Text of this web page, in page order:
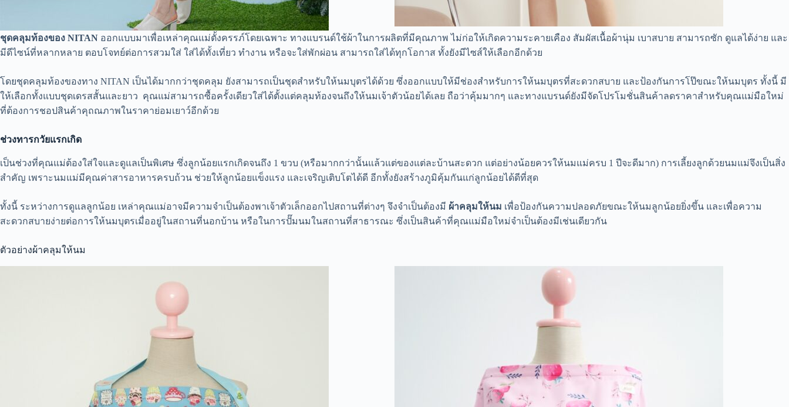
ชุดคลุมท้องของ NITAN ออกแบบมาเพื่อเหล่าคุณแม่ตั้งครรภ์โดยเฉพาะ ทางแบรนด์ใช้ผ้าในการผลิตที่มีคุณภาพ ไม่ก่อให้เกิดความระคายเคือง สัมผัสเนื้อผ้านุ่ม เบาสบาย สามารถซัก ดูแลได้ง่าย และ
มีดีไซน์ที่หลากหลาย ตอบโจทย์ต่อการสวมใส่ ใส่ได้ทั้งเที่ยว ทำงาน หรือจะใส่พักผ่อน สามารถใส่ได้ทุกโอกาส ทั้งยังมีไซส์ให้เลือกอีกด้วย
โดยชุดคลุมท้องของทาง NITAN เป็นได้มากกว่าชุดคลุม ยังสามารถเป็นชุดสำหรับให้นมบุตรได้ด้วย ซึ่งออกแบบให้มีช่องสำหรับการให้นมบุตรที่สะดวกสบาย และป้องกันการโป๊ขณะให้นมบุตร ทั้งนี้ มี
ให้เลือกทั้งแบบชุดเดรสสั้นและยาว คุณแม่สามารถซื้อครั้งเดียวใส่ได้ตั้งแต่คลุมท้องจนถึงให้นมเจ้าตัวน้อยได้เลย ถือว่าคุ้มมากๆ และทางแบรนด์ยังมีจัดโปรโมชั่นสินค้าลดราคาสำหรับคุณแม่มือใหม่
ที่ต้องการชอปสินค้าคุถณภาพในราคาย่อมเยาว์อีกด้วย
ช่วงทารกวัยแรกเกิด
เป็นช่วงที่คุณแม่ต้องใส่ใจและดูแลเป็นพิเศษ ซึ่งลูกน้อยแรกเกิดจนถึง 1 ขวบ (หรือมากกว่านั้นแล้วแต่ของแต่ละบ้านสะดวก แต่อย่างน้อยควรให้นมแม่ครบ 1 ปีจะดีมาก) การเลี้ยงลูกด้วยนมแม่จึงเป็นสิ่ง
สำคัญ เพราะนมแม่มีคุณค่าสารอาหารครบถ้วน ช่วยให้ลูกน้อยแข็งแรง และเจริญเติบโตได้ดี อีกทั้งยังสร้างภูมิคุ้มกันแก่ลูกน้อยได้ดีที่สุด
ทั้งนี้ ระหว่างการดูแลลูกน้อย เหล่าคุณแม่อาจมีความจำเป็นต้องพาเจ้าตัวเล็กออกไปสถานที่ต่างๆ จึงจำเป็นต้องมี ผ้าคลุมให้นม เพื่อป้องกันความปลอดภัยขณะให้นมลูกน้อยยิ่งขึ้น และเพื่อความ
สะดวกสบายง่ายต่อการให้นมบุตรเมื่ออยู่ในสถานที่นอกบ้าน หรือในการปั๊มนมในสถานที่สาธารณะ ซึ่งเป็นสินค้าที่คุณแม่มือใหม่จำเป็นต้องมีเช่นเดียวกัน
ตัวอย่างผ้าคลุมให้นม